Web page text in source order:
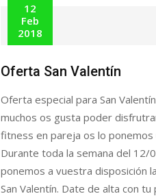
12
Feb
2018
Oferta San Valentín
Oferta especial para San
muchos os gusta poder
fitness en pareja os lo ponemos
Durante toda la semana del
ponemos a vuestra disposición
San Valentín. Date de alta con